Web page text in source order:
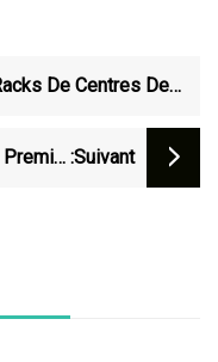
De Centres De
Milliards De
:suivant